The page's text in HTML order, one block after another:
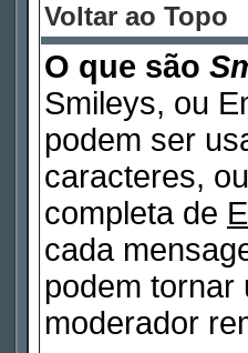
Voltar ao Topo
O que são
Smileys, ou
podem ser
caracteres,
completa de
cada
podem tornar
moderador